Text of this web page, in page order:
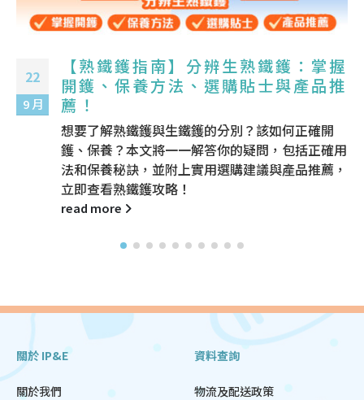
22
9 月
【熟鐵鑊指南】分辨生熟鐵鑊：掌握
開鑊、保養方法、選購貼士與產品推
薦！
想要了解熟鐵鑊與生鐵鑊的分別？該如何正確開
鑊、保養？本文將一一解答你的疑問，包括正確用
法和保養秘訣，並附上實用選購建議與產品推薦，
立即查看熟鐵鑊攻略！
read more
關於 IP&E
關於我們
資料查詢
物流及配送政策